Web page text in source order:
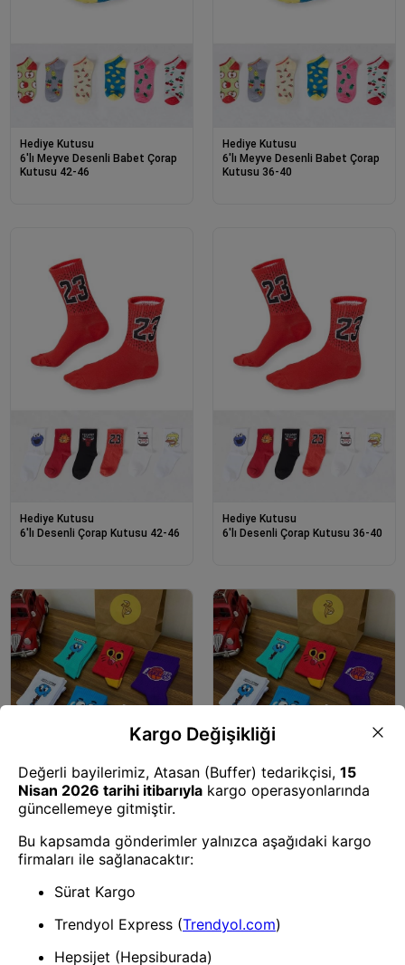
Hediye Kutusu
6'lı Meyve Desenli Babet Çorap
Kutusu 42-46
Hediye Kutusu
6'lı Meyve Desenli Babet Çorap
Kutusu 36-40
Hediye Kutusu
6'lı Desenli Çorap Kutusu 42-46
Hediye Kutusu
6'lı Desenli Çorap Kutusu 36-40
Hediye Kutusu
6'lı BiDolu Renk Çorap Kutusu
42-46
Hediye Kutusu
6'lı BiDolu Renk Çorap Kutusu